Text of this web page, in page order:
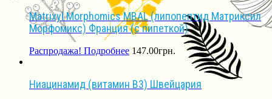
Matrixyl Morphomics MBAL (липопептид Матриксил
Морфомикс) Франция (с пипеткой)
Распродажа! Подробнее 147.00грн.
Ниацинамид (витамин В3) Швейцария